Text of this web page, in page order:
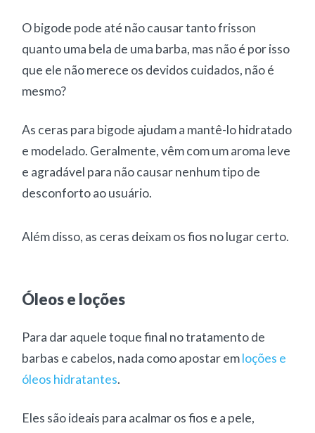
O bigode pode até não causar tanto frisson
quanto uma bela de uma barba, mas não é por isso
que ele não merece os devidos cuidados, não é
mesmo?
As ceras para bigode ajudam a mantê-lo hidratado
e modelado. Geralmente, vêm com um aroma leve
e agradável para não causar nenhum tipo de
desconforto ao usuário.
Além disso, as ceras deixam os fios no lugar certo.
Óleos e loções
Para dar aquele toque final no tratamento de
barbas e cabelos, nada como apostar emloções e
óleos hidratantes.
Eles são ideais para acalmar os fios e a pele,